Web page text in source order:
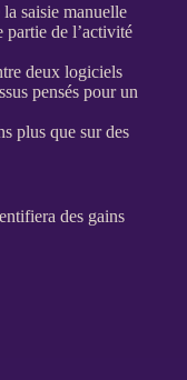
saisie manuelle
partie de l’activité
deux logiciels
pensés pour un
plus que sur des
des gains